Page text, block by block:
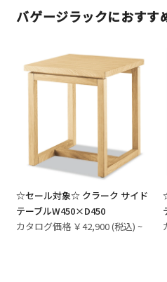
バゲージラックにおすす
☆セール対象☆ クラーク サイド
テーブルW450×D450
カタログ価格 ￥42,900 (税込) ~